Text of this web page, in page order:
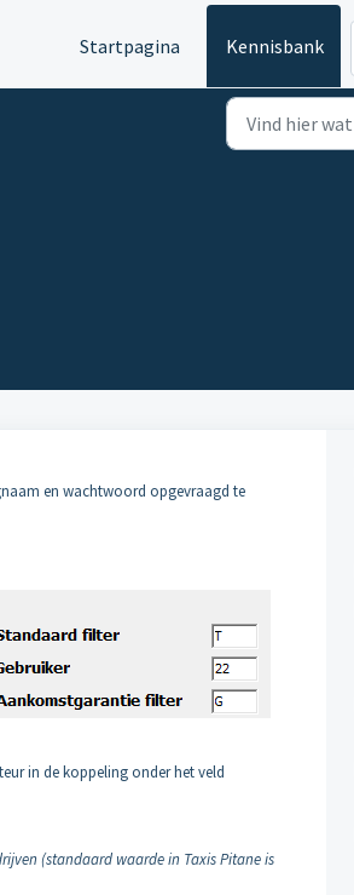
Startpagina Kennisbank
en wachtwoord opgevraagd te
in de koppeling onder het veld
(standaard waarde in Taxis Pitane is